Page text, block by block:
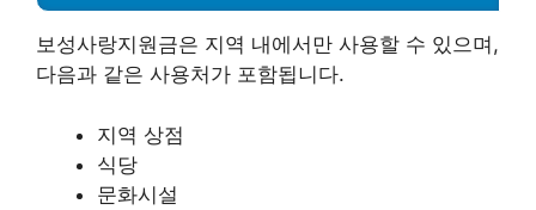
보성사랑지원금은 지역 내에서만 사용할 수 있으며,
다음과 같은 사용처가 포함됩니다.
지역 상점
식당
문화시설